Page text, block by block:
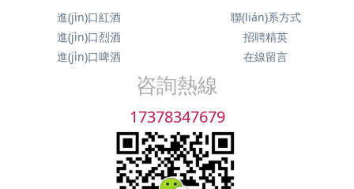
進(jìn)口紅酒
進(jìn)口烈酒
進(jìn)口啤酒
聯(lián)系方式
招聘精英
在線留言
咨詢熱線
17378347679